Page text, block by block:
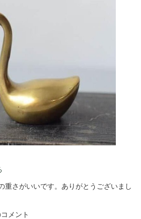
重さがいいです。ありがとうございまし
メント